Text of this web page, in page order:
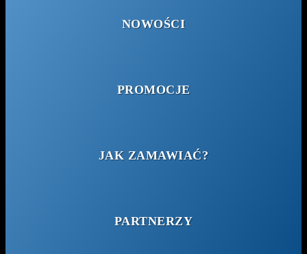
NOWOŚCI
PROMOCJE
JAK ZAMAWIAĆ?
PARTNERZY